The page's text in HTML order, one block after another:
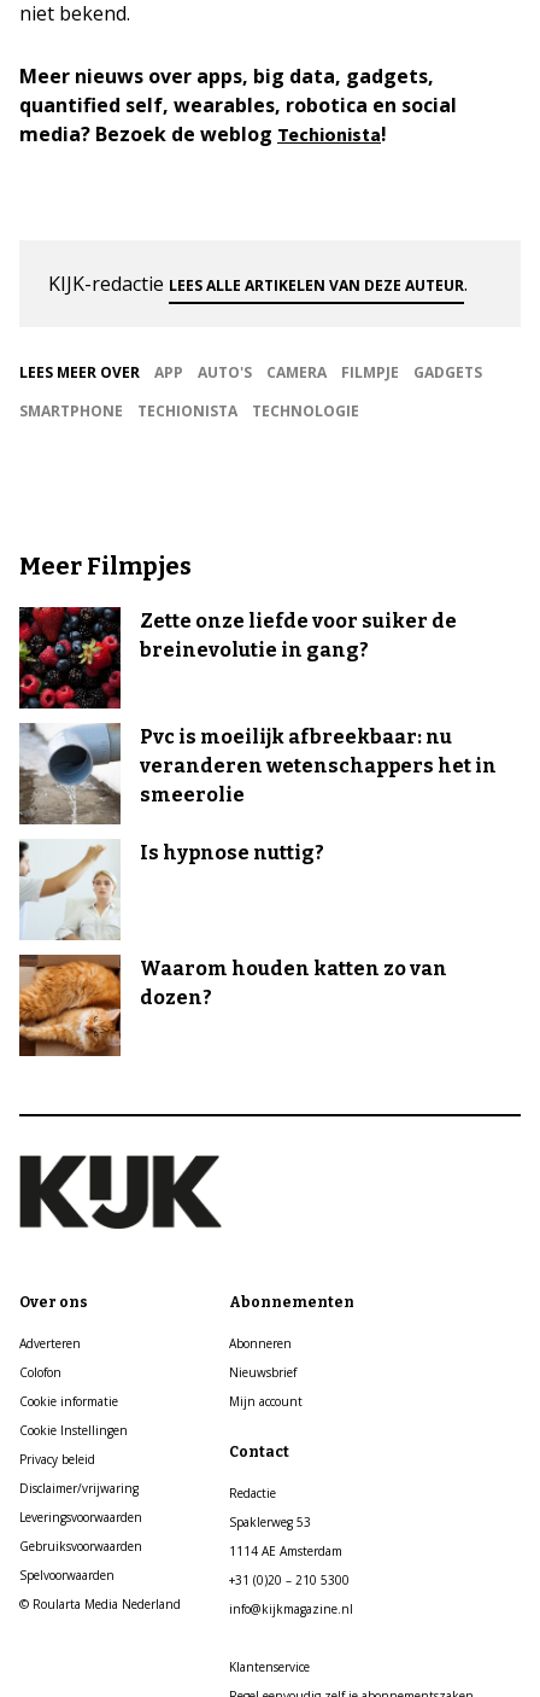
niet bekend.
Meer nieuws over apps, big data, gadgets,
quantified self, wearables, robotica en social
media? Bezoek de weblog Techionista!
KIJK-redactie LEES ALLE ARTIKELEN VAN DEZE AUTEUR.
LEES MEER OVER APP AUTO'S CAMERA FILMPJE
GADGETS
SMARTPHONE
TECHIONISTA TECHNOLOGIE
Meer Filmpjes
Zette onze liefde voor suiker de
breinevolutie in gang?
Pvc is moeilijk afbreekbaar: nu
veranderen wetenschappers het in
smeerolie
Is hypnose nuttig?
Waarom houden katten zo van
dozen?
Over ons
Adverteren
Colofon
Cookie informatie
Cookie Instellingen
Privacy beleid
Disclaimer/vrijwaring
Leveringsvoorwaarden
Gebruiksvoorwaarden
Spelvoorwaarden
© Roularta Media Nederland
Abonnementen
Abonneren
Nieuwsbrief
Mijn account
Contact
Redactie
Spaklerweg 53
1114 AE Amsterdam
+31 (0)20 – 210 5300
info@kijkmagazine.nl
Klantenservice